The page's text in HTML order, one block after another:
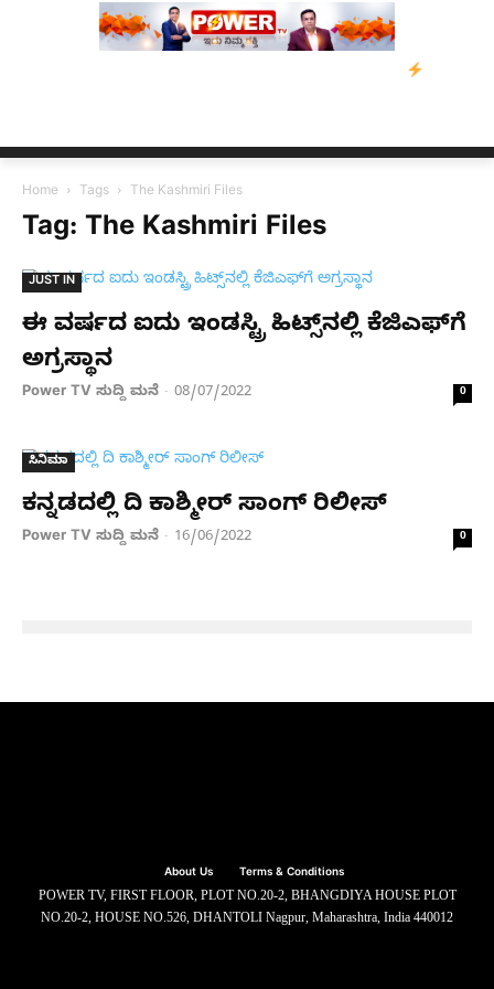
Home Tags The Kashmiri Files
Tag: The Kashmiri Files
JUST IN
ಈ ವರ್ಷದ ಐದು ಇಂಡಸ್ಟ್ರಿ ಹಿಟ್ಸ್​ನಲ್ಲಿ ಕೆಜಿಎಫ್​​ಗೆ
ಅಗ್ರಸ್ಥಾನ
Power TV ಸುದ್ದಿ ಮನೆ - 08/07/2022 0
ಸಿನಿಮಾ
ಕನ್ನಡದಲ್ಲಿ ದಿ ಕಾಶ್ಮೀರ್ ಸಾಂಗ್ ರಿಲೀಸ್​​
Power TV ಸುದ್ದಿ ಮನೆ - 16/06/2022 0
About Us Terms & Conditions
POWER TV, FIRST FLOOR, PLOT NO.20-2, BHANGDIYA HOUSE PLOT
NO.20-2, HOUSE NO.526, DHANTOLI Nagpur, Maharashtra, India 440012